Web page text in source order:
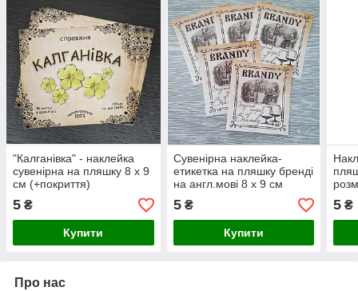
"Калганівка" - наклейка
сувенірна на пляшку 8 х 9
см (+покриття)
5 ₴
Купити
Сувенірна наклейка-
етикетка на пляшку бренді
на англ.мові 8 х 9 см
(+покриття)
5₴
Купити
5 ₴
Про нас